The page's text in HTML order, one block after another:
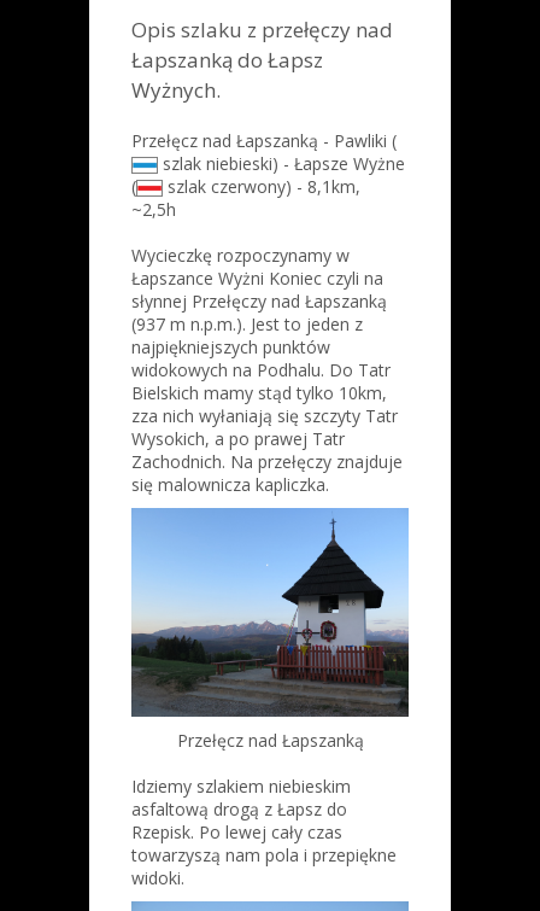
Opis szlaku z przełęczy nad
Łapszanką do Łapsz
Wyżnych.
Przełęcz nad Łapszanką - Pawliki (
szlak niebieski) - Łapsze Wyżne
(
szlak czerwony) - 8,1km,
~2,5h
Wycieczkę rozpoczynamy w
Łapszance Wyżni Koniec czyli na
słynnej Przełęczy nad Łapszanką
(937 m n.p.m.). Jest to jeden z
najpiękniejszych punktów
widokowych na Podhalu. Do Tatr
Bielskich mamy stąd tylko 10km,
zza nich wyłaniają się szczyty Tatr
Wysokich, a po prawej Tatr
Zachodnich. Na przełęczy znajduje
się malownicza kapliczka.
Przełęcz nad Łapszanką
Idziemy szlakiem niebieskim
asfaltową drogą z Łapsz do
Rzepisk. Po lewej cały czas
towarzyszą nam pola i przepiękne
widoki.